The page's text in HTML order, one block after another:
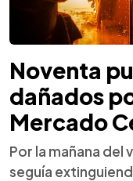
Noventa
dañados
Mercado
Por la mañana
seguía